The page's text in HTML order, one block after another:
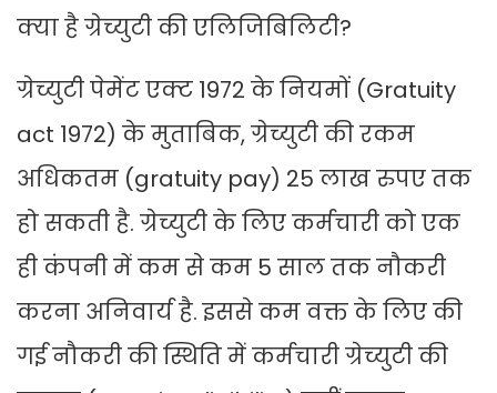
क्या है ग्रेच्युटी की एलिजिबिलिटी?
ग्रेच्युटी पेमेंट एक्ट 1972 के नियमों (Gratuity
act 1972) के मुताबिक, ग्रेच्युटी की रकम
अधिकतम (gratuity pay) 25 लाख रुपए तक
हो सकती है. ग्रेच्युटी के लिए कर्मचारी को एक
ही कंपनी में कम से कम 5 साल तक नौकरी
करना अनिवार्य है. इससे कम वक्त के लिए की
गई नौकरी की स्थिति में कर्मचारी ग्रेच्युटी की